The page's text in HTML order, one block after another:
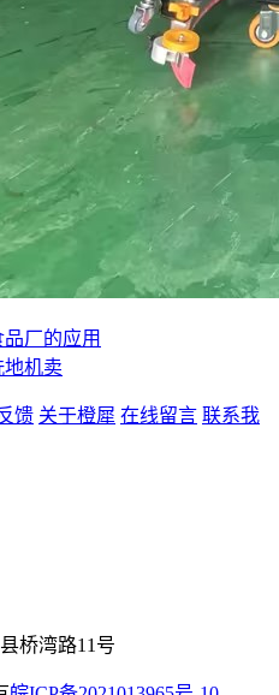
品厂的应用
机卖
馈 关于橙犀 在线留言 联系我
桥湾路11号